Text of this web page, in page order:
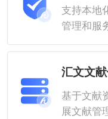
支持本地
管理和服
汇文文
基于文献
展文献管